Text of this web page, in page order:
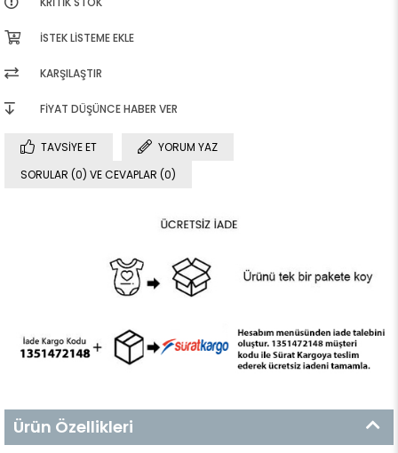
İSTEK LISTEME EKLE
KARŞILAŞTIR
FIYAT DÜŞÜNCE HABER VER
TAVSIYE ET
YORUM YAZ
SORULAR (0) VE CEVAPLAR (0)
Ürün Özellikleri